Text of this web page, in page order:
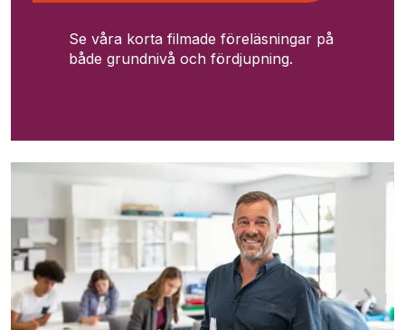
Se våra korta filmade föreläsningar på
både grundnivå och fördjupning.